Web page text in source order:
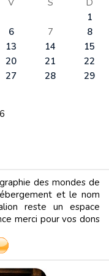
V S
D
1
6 7
8
13 14
15
20 21
22
27 28
29
des mondes de
et le nom
reste un espace
merci pour vos dons